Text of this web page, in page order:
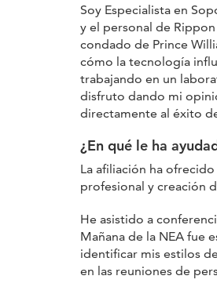
Soy Especialista en
y el personal de
condado de Prince
cómo la tecnología
trabajando en un
disfruto dando mi
directamente al éxito
¿En qué le ha
La afiliación ha
profesional y creación
He asistido a
Mañana de la NEA fue
identificar mis estilos
en las reuniones de